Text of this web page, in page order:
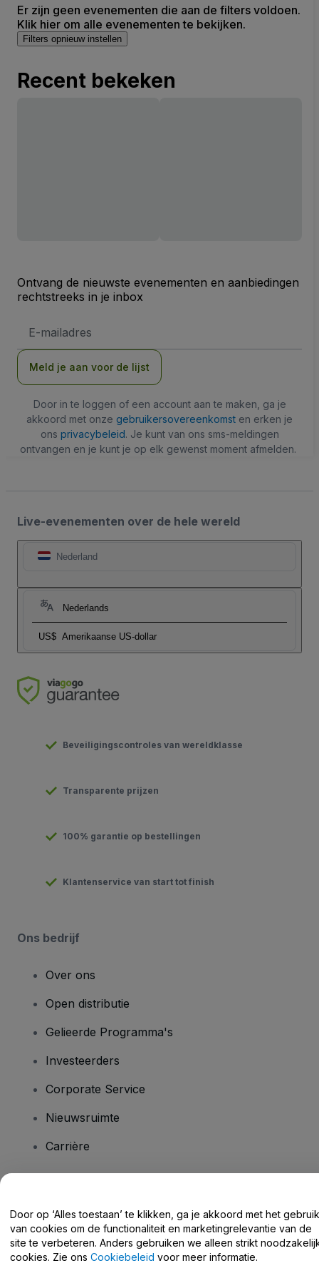
Er zijn geen evenementen die aan de filters voldoen.
Klik hier om alle evenementen te bekijken.
Filters opnieuw instellen
Recent bekeken
Ontvang de nieuwste evenementen en aanbiedingen
rechtstreeks in je inbox
mailadres
Meld je aan voor de lijst
Door in te loggen of een account aan te maken, ga je
akkoord met onze gebruikersovereenkomst en erken je
ons privacybeleid. Je kunt van ons sms-meldingen
ontvangen en je kunt je op elk gewenst moment afmelden.
Live-evenementen over de hele wereld
Nederland
Nederlands
US$ Amerikaanse US-dollar
Beveiligingscontroles van wereldklasse
Transparente prijzen
100% garantie op bestellingen
Klantenservice van start tot finish
Ons bedrijf
Over ons
Open distributie
Gelieerde Programma's
Investeerders
Corporate Service
Nieuwsruimte
Carrière
Helpcentrum / Neem Contact Met Ons Op
Door op ‘Alles toestaan’ te klikken, ga je akkoord met het gebruik
van cookies om de functionaliteit en marketingrelevantie van de
site te verbeteren. Anders gebruiken we alleen strikt
cookies. Zie ons Cookiebeleid voor meer informatie.